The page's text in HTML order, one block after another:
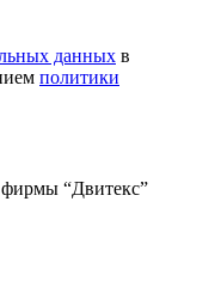
данных в
политики
“Двитекс”